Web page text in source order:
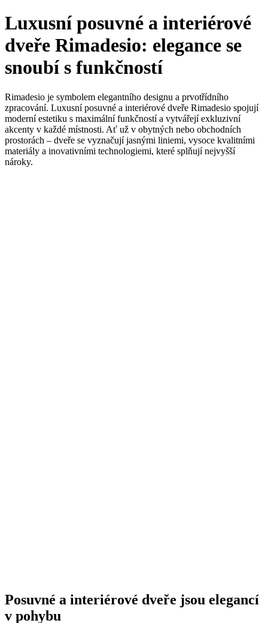
Luxusní posuvné a interiérové
dveře Rimadesio: elegance se
snoubí s funkčností
Rimadesio je symbolem elegantního designu a prvotřídního
zpracování. Luxusní posuvné a interiérové dveře Rimadesio spojují
moderní estetiku s maximální funkčností a vytvářejí exkluzivní
akcenty v každé místnosti. Ať už v obytných nebo obchodních
prostorách – dveře se vyznačují jasnými liniemi, vysoce kvalitními
materiály a inovativními technologiemi, které splňují nejvyšší
nároky.
Posuvné a interiérové dveře jsou elegancí
v pohybu